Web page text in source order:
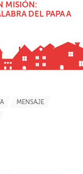
MISIÓN:
DEL PAPA A
MENSAJE